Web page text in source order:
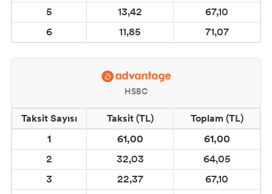
5
13,42
67,10
6
11,85 71,07
HSBC
Taksit Sayısı Taksit (TL)
Toplam (TL)
1
61,00
61,00
2
32,03
64,05
3
22,37
67,10